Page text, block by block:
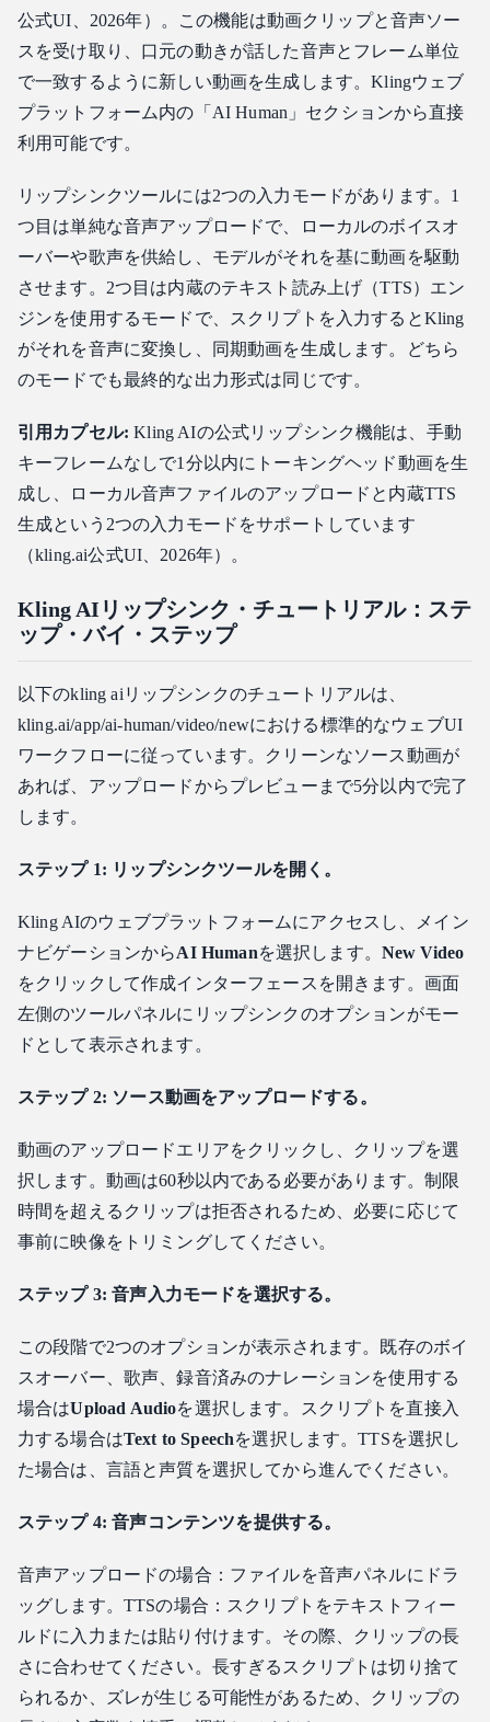
公式UI、2026年）。この機能は動画クリップと音声ソー
スを受け取り、口元の動きが話した音声とフレーム単位
で一致するように新しい動画を生成します。Klingウェブ
プラットフォーム内の「AI Human」セクションから直接
利用可能です。
リップシンクツールには2つの入力モードがあります。1
つ目は単純な音声アップロードで、ローカルのボイスオ
ーバーや歌声を供給し、モデルがそれを基に動画を駆動
させます。2つ目は内蔵のテキスト読み上げ（TTS）エン
ジンを使用するモードで、スクリプトを入力するとKling
がそれを音声に変換し、同期動画を生成します。どちら
のモードでも最終的な出力形式は同じです。
引用カプセル: Kling AIの公式リップシンク機能は、手動
キーフレームなしで1分以内にトーキングヘッド動画を生
成し、ローカル音声ファイルのアップロードと内蔵TTS
生成という2つの入力モードをサポートしています
（kling.ai公式UI、2026年）。
Kling AIリップシンク・チュートリアル：ステ
ップ・バイ・ステップ
以下のkling aiリップシンクのチュートリアルは、
kling.ai/app/ai-human/video/newにおける標準的なウェブUI
ワークフローに従っています。クリーンなソース動画が
あれば、アップロードからプレビューまで5分以内で完了
します。
ステップ 1: リップシンクツールを開く。
Kling AIのウェブプラットフォームにアクセスし、メイン
ナビゲーションからAI Humanを選択します。 New Video
をクリックして作成インターフェースを開きます。画面
左側のツールパネルにリップシンクのオプションがモー
ドとして表示されます。
ステップ 2: ソース動画をアップロードする。
動画のアップロードエリアをクリックし、クリップを選
択します。動画は60秒以内である必要があります。制限
時間を超えるクリップは拒否されるため、必要に応じて
事前に映像をトリミングしてください。
ステップ 3: 音声入力モードを選択する。
この段階で2つのオプションが表示されます。既存のボイ
スオーバー、歌声、録音済みのナレーションを使用する
場合はUpload Audioを選択します。スクリプトを直接入
力する場合はText to Speechを選択します。TTSを選択し
た場合は、言語と声質を選択してから進んでください。
ステップ 4: 音声コンテンツを提供する。
音声アップロードの場合：ファイルを音声パネルにドラ
ッグします。TTSの場合：スクリプトをテキストフィー
ルドに入力または貼り付けます。その際、クリップの長
さに合わせてください。長すぎるスクリプトは切り捨て
られるか、ズレが生じる可能性があるため、クリップの